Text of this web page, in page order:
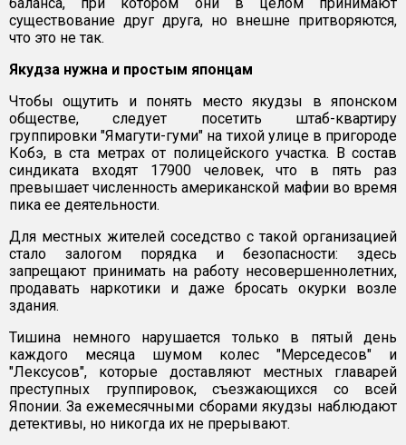
существование друг друга, но внешне притворяются,
что это не так.
Якудза нужна и простым японцам
Чтобы ощутить и понять место якудзы в японском
обществе, следует посетить штаб-квартиру
группировки "Ямагути-гуми" на тихой улице в пригороде
Кобэ, в ста метрах от полицейского участка. В состав
синдиката входят 17900 человек, что в пять раз
превышает численность американской мафии во время
пика ее деятельности.
Для местных жителей соседство с такой организацией
стало залогом порядка и безопасности: здесь
запрещают принимать на работу несовершеннолетних,
продавать наркотики и даже бросать окурки возле
здания.
Тишина немного нарушается только в пятый день
каждого месяца шумом колес "Мерседесов" и
"Лексусов", которые доставляют местных главарей
преступных группировок, съезжающихся со всей
Японии. За ежемесячными сборами якудзы наблюдают
детективы, но никогда их не прерывают.